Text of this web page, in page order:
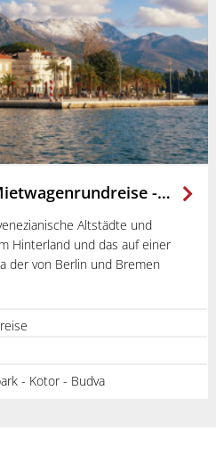
Montenegro Reise: Mietwagenrundreise - Unbekannte Schönheit des Balkans
Altstädte und
Hinterland und das auf einer
der von Berlin und Bremen
- Kotor - Budva